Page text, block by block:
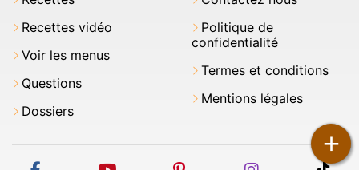
+
Recettes vidéo
Voir les menus
Questions
Dossiers
Politique de
confidentialité
Termes et conditions
Mentions légales